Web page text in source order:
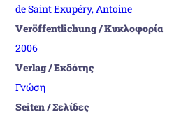
de Saint Exupéry, Antoine
Veröffentlichung / Κυκλοφορία
2006
Verlag / Εκδότης
Γνώση
Seiten / Σελίδες